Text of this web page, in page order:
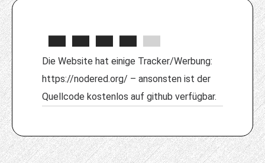
Die Website hat einige Tracker/Werbung:
https://nodered.org/ – ansonsten ist der
Quellcode kostenlos auf github verfügbar.